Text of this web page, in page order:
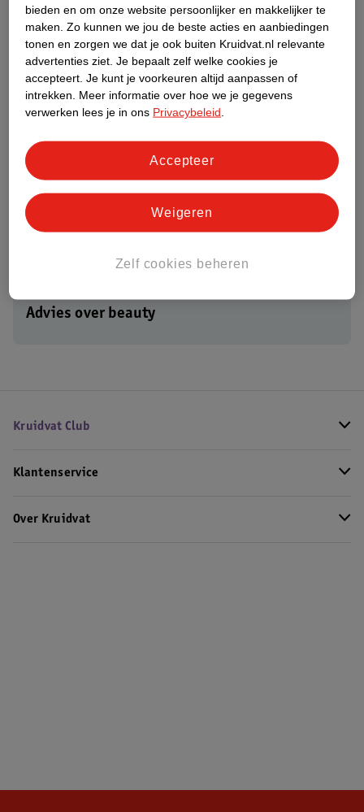
125ml
11.
49 13.
99
Advies over beauty
Kruidvat Club
Klantenservice
Over Kruidvat
bieden en om onze website persoonlijker en makkelijker te
maken. Zo kunnen we jou de beste acties en aanbiedingen
tonen en zorgen we dat je ook buiten Kruidvat.nl relevante
advertenties ziet. Je bepaalt zelf welke cookies je
accepteert. Je kunt je voorkeuren altijd aanpassen of
intrekken.
Meer informatie over hoe we je gegevens
verwerken lees je in ons Privacybeleid
Zelf cookies beheren
Weigeren
Accepteer